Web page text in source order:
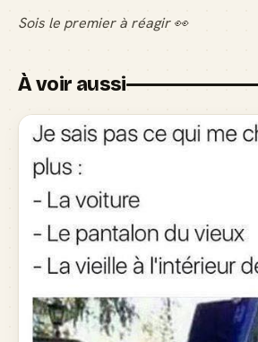
Sois le premier à réagir 👀
À voir aussi